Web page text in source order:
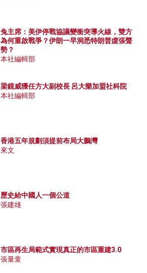
兔主席：美伊停戰協議變衝突導火線，雙方
為何重啟戰爭？伊朗一早洞悉特朗普虛張聲
勢？
本社編輯部
梁鏡威獲任方大副校長 呂大樂加盟社科院
本社編輯部
香港五年規劃須提前布局大鵬灣
來文
歷史給中國人一個公道
張建雄
市區再生局範式實現真正的市區重建3.0
張量童